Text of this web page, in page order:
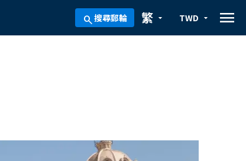
search搜尋郵輪 arrow_drop_down
繁 arrow_drop_down
TWD menu